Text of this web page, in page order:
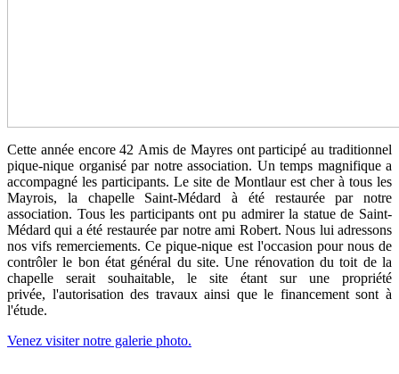
Cette année encore 42 Amis de Mayres ont participé au traditionnel
pique-nique organisé par notre association. Un temps magnifique a
accompagné les participants. Le site de Montlaur est cher à tous les
Mayrois, la chapelle Saint-Médard à été restaurée par notre
association. Tous les participants ont pu admirer la statue de Saint-
Médard qui a été restaurée par notre ami Robert. Nous lui adressons
nos vifs remerciements. Ce pique-nique est l'occasion pour nous de
contrôler le bon état général du site. Une rénovation du toit de la
chapelle serait souhaitable, le site étant sur une propriété
privée, l'autorisation des travaux ainsi que le financement sont à
l'étude.
Venez visiter notre galerie photo.